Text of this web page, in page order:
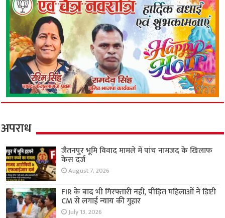
अपराध
जैतनपुर भूमि विवाद मामले में पांच नामजद के खिलाफ
केस दर्ज
August 7, 2026
FIR के बाद भी गिरफ्तारी नहीं, पीड़ित महिलाओं ने डिप्टी
CM से लगाई न्याय की गुहार
July 13, 2026